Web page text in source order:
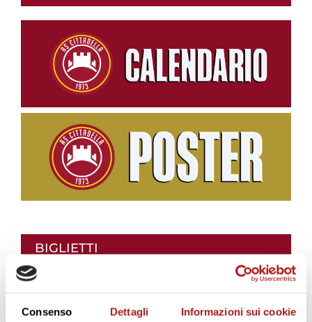
Consenso Dettagli Informazioni sui cookie
u
i
BIGLIETTI